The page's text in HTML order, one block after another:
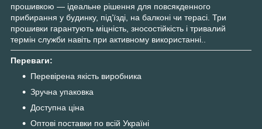
прошивкою — ідеальне рішення для повсякденного
прибирання у будинку, під’їзді, на балконі чи терасі. Три
прошивки гарантують міцність, зносостійкість і тривалий
термін служби навіть при активному використанні..
Переваги:
Перевірена якість виробника
Зручна упаковка
Доступна ціна
Оптові поставки по всій Україні